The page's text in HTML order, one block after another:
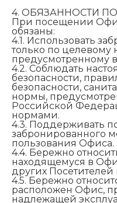
4. ОБЯЗАННОСТИ
При посещении
обязаны:
4.1. Использовать
только по целевому
предусмотренному
4.2. Соблюдать
безопасности,
безопасности,
нормы,
Российской
нормами.
4.3. Поддерживать
забронированного
пользования Офиса.
4.4. Бережно
находящемуся в
других Посетителей
4.5. Бережно
расположен Офис,
надлежащей